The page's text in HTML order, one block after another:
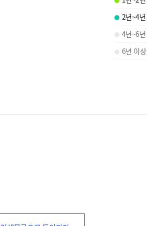
2년~4
4년~6
6년 이상